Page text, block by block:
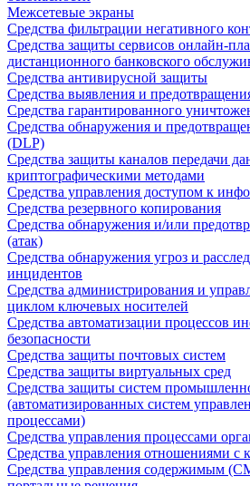
Межсетевые экраны
Средства фильтрации негативного
Средства защиты сервисов онлайн-
дистанционного банковского
Средства антивирусной защиты
Средства выявления и
Средства гарантированного
Средства обнаружения и
(DLP)
Средства защиты каналов передачи
криптографическими методами
Средства управления доступом к
Средства резервного копирования
Средства обнаружения и/или
(атак)
Средства обнаружения угроз и
инцидентов
Средства администрирования и
циклом ключевых носителей
Средства автоматизации процессов
безопасности
Средства защиты почтовых систем
Средства защиты виртуальных сред
Средства защиты систем
(автоматизированных систем
процессами)
Средства управления процессами
Средства управления отношениями с
Средства управления содержимым